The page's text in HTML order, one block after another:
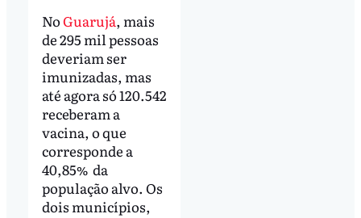
NoGuarujá, mais
de 295 mil pessoas
deveriam ser
imunizadas, mas
até agora só 120.542
receberam a
vacina, o que
corresponde a
40,85% da
população alvo. Os
dois municípios,